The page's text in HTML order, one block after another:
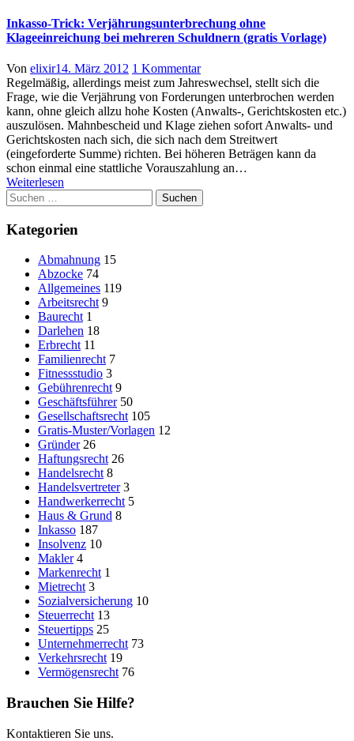
Inkasso-Trick: Verjährungsunterbrechung ohne
Klageeinreichung bei mehreren Schuldnern (gratis Vorlage)
Author
Von elixirPosted
on
14. März 2012 1 Kommentarzu
Inkasso-
Trick:
Verjährungsunterbrechung
ohne
Klageeinreichung
bei
mehreren
(gratis
Vorlage)
Regelmäßig, allerdings meist zum Jahreswechsel, stellt sich die
Frage, wie die Verjährung von Forderungen unterbrochen werden
kann, ohne gleich allzu hohe Kosten (Anwalts-, Gerichtskosten etc.)
auszulösen. Mahnbescheid und Klage ziehen sofort Anwalts- und
Gerichtskosten nach sich, die sich nach dem Streitwert
(eingeforderte Summe) richten. Bei höheren Beträgen kann da
schon einmal eine stattliche Vorauszahlung an…
Weiterlesen
Suchen
nach:
Kategorien
Abmahnung 15
Abzocke 74
Allgemeines 119
Arbeitsrecht 9
Baurecht 1
Darlehen 18
Erbrecht 11
Familienrecht 7
Fitnessstudio 3
Gebührenrecht 9
Geschäftsführer 50
Gesellschaftsrecht 105
Gratis-Muster/Vorlagen 12
Gründer 26
Haftungsrecht 26
Handelsrecht 8
Handelsvertreter 3
Handwerkerrecht 5
Haus & Grund 8
Inkasso 187
Insolvenz 10
Makler 4
Markenrecht 1
Mietrecht 3
Sozialversicherung 10
Steuerrecht 13
Steuertipps 25
Unternehmerrecht 73
Verkehrsrecht 19
Vermögensrecht 76
Brauchen Sie Hilfe?
Kontaktieren Sie uns.